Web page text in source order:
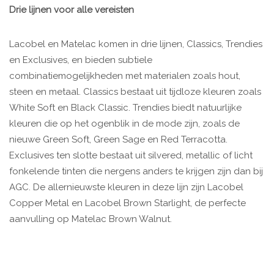
Drie lijnen voor alle vereisten
Lacobel en Matelac komen in drie lijnen, Classics, Trendies
en Exclusives, en bieden subtiele
combinatiemogelijkheden met materialen zoals hout,
steen en metaal. Classics bestaat uit tijdloze kleuren zoals
White Soft en Black Classic. Trendies biedt natuurlijke
kleuren die op het ogenblik in de mode zijn, zoals de
nieuwe Green Soft, Green Sage en Red Terracotta.
Exclusives ten slotte bestaat uit silvered, metallic of licht
fonkelende tinten die nergens anders te krijgen zijn dan bij
AGC. De allernieuwste kleuren in deze lijn zijn Lacobel
Copper Metal en Lacobel Brown Starlight, de perfecte
aanvulling op Matelac Brown Walnut.